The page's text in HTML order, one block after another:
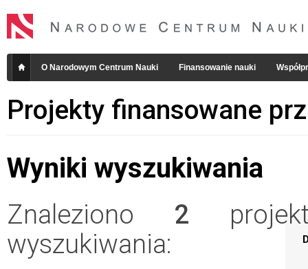
O Narodowym Centrum Nauki Finansowanie nauki
Projekty finansowane
Wyniki wyszukiwania
Znaleziono 2
wyszukiwania: